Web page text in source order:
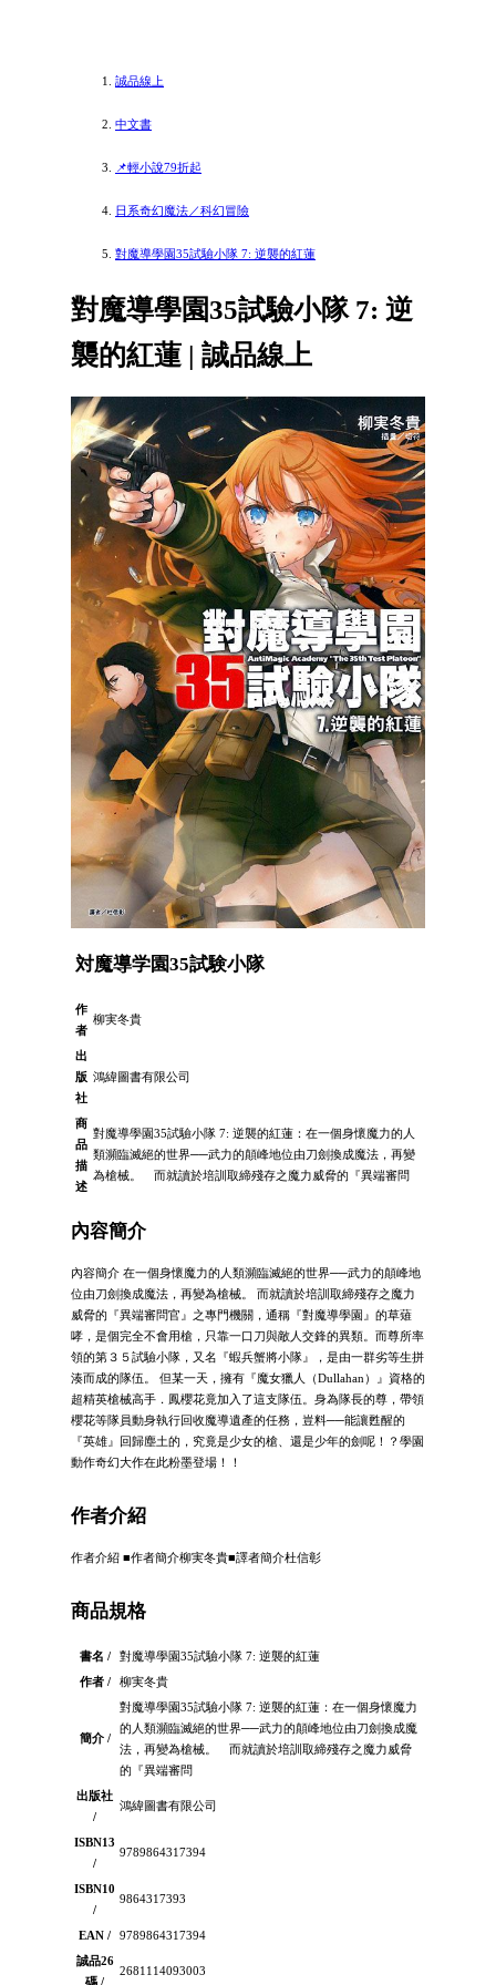
誠品線上
中文書
📌輕小說79折起
日系奇幻魔法／科幻冒險
對魔導學園35試驗小隊 7: 逆襲的紅蓮
對魔導學園35試驗小隊 7: 逆
襲的紅蓮 | 誠品線上
対魔導学園35試験小隊
作
者
柳実冬貴
出
版
社
鴻緯圖書有限公司
商
品
描
述
對魔導學園35試驗小隊 7: 逆襲的紅蓮：在一個身懷魔力的人
類瀕臨滅絕的世界──武力的顛峰地位由刀劍換成魔法，再變
為槍械。 而就讀於培訓取締殘存之魔力威脅的『異端審問
內容簡介
內容簡介 在一個身懷魔力的人類瀕臨滅絕的世界──武力的顛峰地
位由刀劍換成魔法，再變為槍械。 而就讀於培訓取締殘存之魔力
威脅的『異端審問官』之專門機關，通稱『對魔導學園』的草薙
哮，是個完全不會用槍，只靠一口刀與敵人交鋒的異類。而尊所率
領的第３５試驗小隊，又名『蝦兵蟹將小隊』，是由一群劣等生拼
湊而成的隊伍。 但某一天，擁有『魔女獵人（Dullahan）』資格的
超精英槍械高手．鳳櫻花竟加入了這支隊伍。身為隊長的尊，帶領
櫻花等隊員動身執行回收魔導遺產的任務，豈料──能讓甦醒的
『英雄』回歸塵土的，究竟是少女的槍、還是少年的劍呢！？學園
動作奇幻大作在此粉墨登場！！
作者介紹
作者介紹 ■作者簡介柳実冬貴■譯者簡介杜信彰
商品規格
書名 /
對魔導學園35試驗小隊 7: 逆襲的紅蓮
作者 /
柳実冬貴
簡介 /
對魔導學園35試驗小隊 7: 逆襲的紅蓮：在一個身懷魔力
的人類瀕臨滅絕的世界──武力的顛峰地位由刀劍換成魔
法，再變為槍械。 而就讀於培訓取締殘存之魔力威脅
的『異端審問
出版社
/
鴻緯圖書有限公司
ISBN13
/
9789864317394
ISBN10
/
9864317393
EAN /
9789864317394
誠品26
碼 /
2681114093003